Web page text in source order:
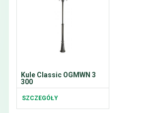
Kule Classic OGMWN 3
300
SZCZEGÓŁY